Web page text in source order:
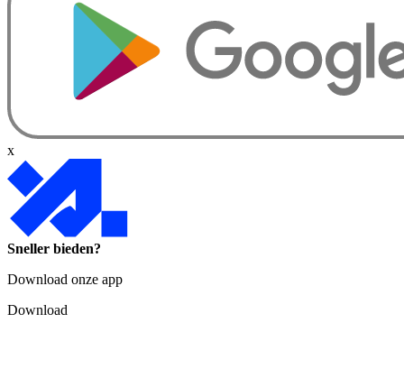
x
Sneller bieden?
Download onze app
Download